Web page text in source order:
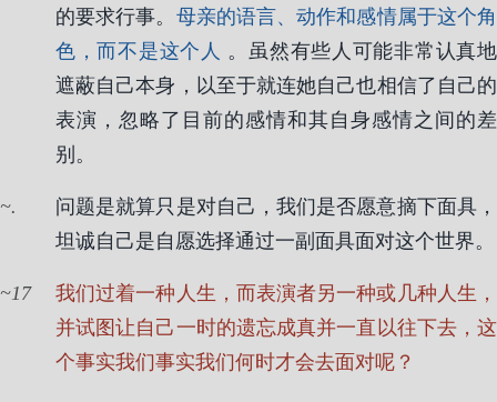
的要求行事。 母亲的语言、动作和感情属于这个角
色，而不是这个人 。虽然有些人可能非常认真地
遮蔽自己本身，以至于就连她自己也相信了自己的
表演，忽略了目前的感情和其自身感情之间的差
别。
.
问题是就算只是对自己，我们是否愿意摘下面具，
坦诚自己是自愿选择通过一副面具面对这个世界。
17
我们过着一种人生，而表演者另一种或几种人生，
并试图让自己一时的遗忘成真并一直以往下去，这
个事实我们事实我们何时才会去面对呢？